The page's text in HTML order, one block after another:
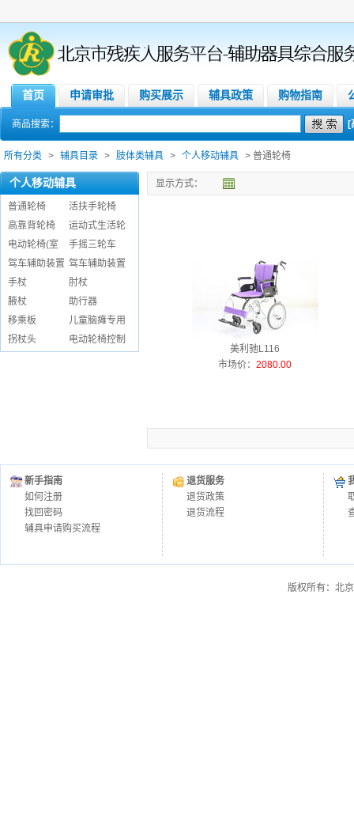
首页 申请审批 购买展示 辅具政策 购物指南
商品搜索： [
所有分类 > 辅具目录 > 肢体类辅具 > 个人移动辅具 > 普通轮椅
个人移动辅具
普通轮椅
活扶手轮椅
高靠背轮椅
运动式生活轮
电动轮椅(室
手摇三轮车
驾车辅助装置 驾车辅助装置
手杖
肘杖
腋杖
助行器
移乘板
儿童脑瘫专用
拐杖头
电动轮椅控制
显示方式：
美利驰L116
市场价：2080.00
新手指南
如何注册
找回密码
辅具申请购买流程
退货服务
退货政策
退货流程
版权所有：北